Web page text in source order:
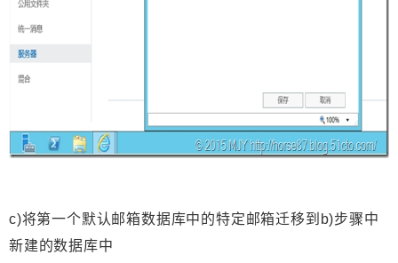
c)将第一个默认邮箱数据库中的特定邮箱迁移到b)步骤中
新建的数据库中